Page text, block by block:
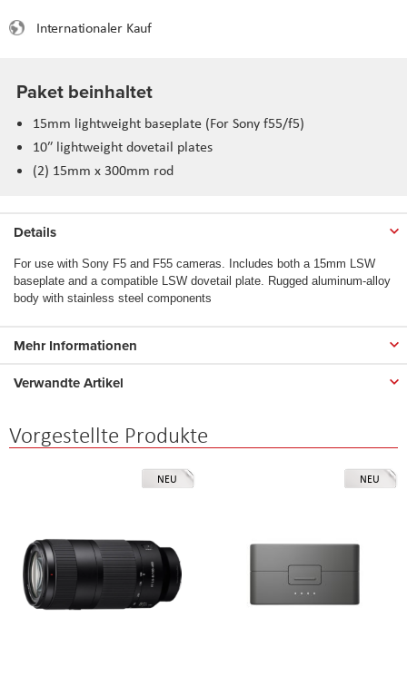
Internationaler Kauf
Paket beinhaltet
15mm lightweight baseplate (For Sony f55/f5)
10″ lightweight dovetail plates
(2) 15mm x 300mm rod
Details
For use with Sony F5 and F55 cameras. Includes both a 15mm LSW
baseplate and a compatible LSW dovetail plate. Rugged aluminum-alloy
body with stainless steel components
Mehr Informationen
Verwandte Artikel
Vorgestellte Produkte
NEU NEU